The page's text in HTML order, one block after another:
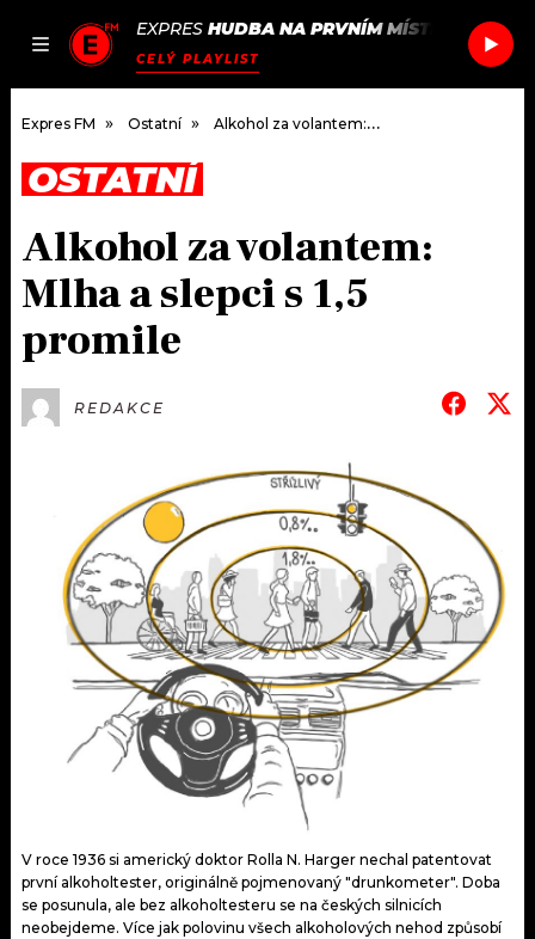
JAK
SEZNAM.CZ
EXPRES HUDBA NA PRVNÍM MÍSTĚ
CELÝ PLAYLIST
DOMŮ
ČLÁNKY
ROZHOVORY
#NEBUDUDOMA
KALENDÁŘ
KVÍZY
TRENDY
KULTURA
OSTATNÍ
PODCASTY
JAK NALADIT
PROGRAM
PLAYLIST
JAK NALADIT
SOUTĚŽE
Expres FM Ostatní Alkohol za volantem: Mlha a slepci s 1,5 promile
OSTATNÍ
Alkohol za volantem:
Mlha a slepci s 1,5
promile
REDAKCE
V roce 1936 si americký doktor Rolla N. Harger nechal patentovat
první alkoholtester, originálně pojmenovaný "drunkometer". Doba
se posunula, ale bez alkoholtesteru se na českých silnicích
neobejdeme. Více jak polovinu všech alkoholových nehod způsobí